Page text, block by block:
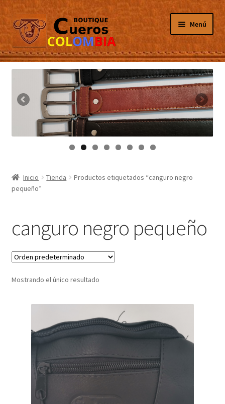
Ir
a
la
navegación
Ir
al
contenido
Menú
Inicio
Masculino
Femenino
Guantes
Pisabilletes
sombreros
Inicio Tienda
Productos etiquetados “canguro negro
pequeño”
canguro negro pequeño
Mostrando el único resultado